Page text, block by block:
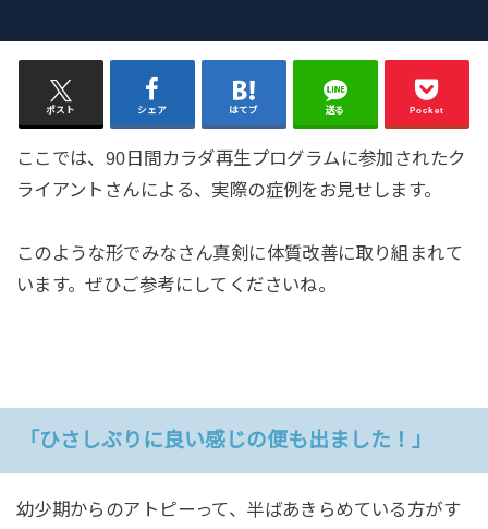
ポスト シェア はてブ 送る Pocket
ここでは、90日間カラダ再生プログラムに参加されたク
ライアントさんによる、実際の症例をお見せします。
このような形でみなさん真剣に体質改善に取り組まれて
います。ぜひご参考にしてくださいね。
「ひさしぶりに良い感じの便も出ました！」
幼少期からのアトピーって、半ばあきらめている方がす